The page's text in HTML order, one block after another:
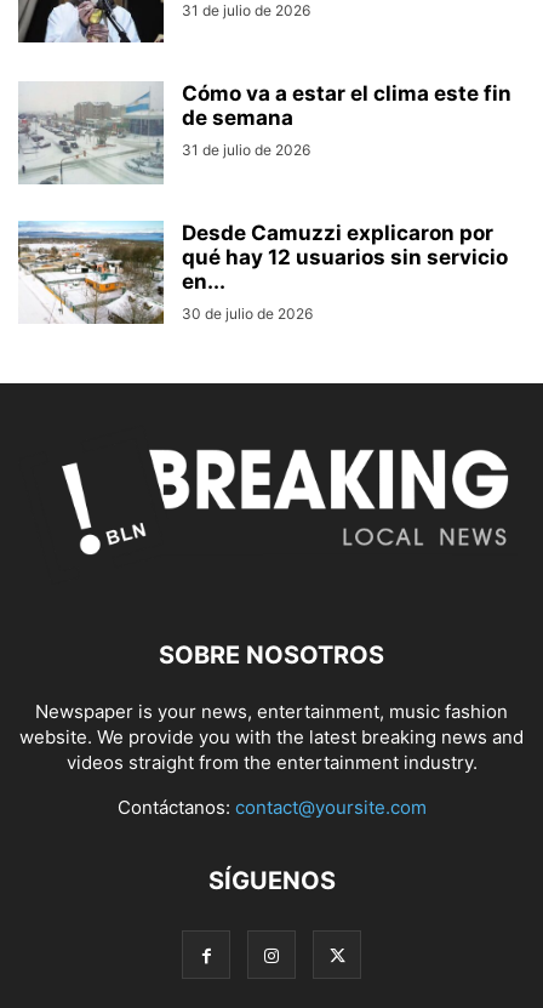
31 de julio de 2026
Cómo va a estar el clima este fin
de semana
31 de julio de 2026
Desde Camuzzi explicaron por
qué hay 12 usuarios sin servicio
en...
30 de julio de 2026
SOBRE NOSOTROS
Newspaper is your news, entertainment, music fashion
website. We provide you with the latest breaking news and
videos straight from the entertainment industry.
Contáctanos: contact@yoursite.com
SÍGUENOS